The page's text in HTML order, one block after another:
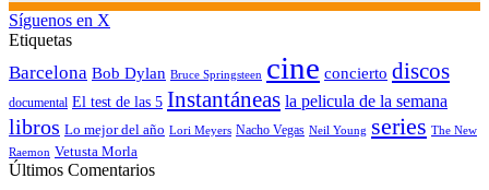
Síguenos en X
Etiquetas
Barcelona Bob Dylan Bruce Springsteen cine concierto discos
documental El test de las 5 Instantáneas la pelicula de la semana
libros Lo mejor del año Lori Meyers Nacho Vegas Neil Young series The New
Raemon Vetusta Morla
Últimos Comentarios